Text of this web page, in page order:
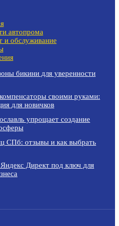
автопрома
и обслуживание
бикини для уверенности
своими руками:
для новичков
упрощает создание
СПб: отзывы и как выбрать
Яндекс Директ под ключ для